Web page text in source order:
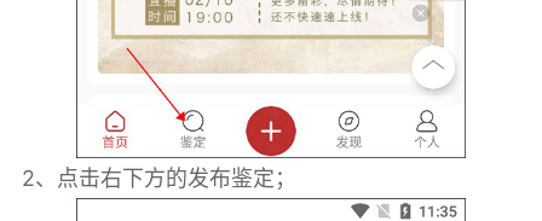
2、点击右下方的发布鉴定；